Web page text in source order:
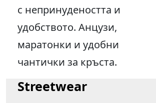
с непринудеността и
удобството. Анцузи,
маратонки и удобни
чантички за кръста.
Streetwear